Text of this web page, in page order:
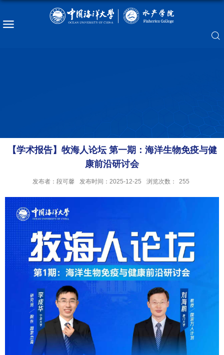
【学术报告】牧海人论坛 第一期：海洋生物免疫与健
康前沿研讨会
发布者：段可馨 发布时间：2025-12-25 浏览次数： 255